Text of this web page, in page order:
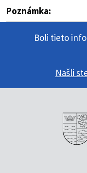
Poznámka:
Boli tieto
Našli